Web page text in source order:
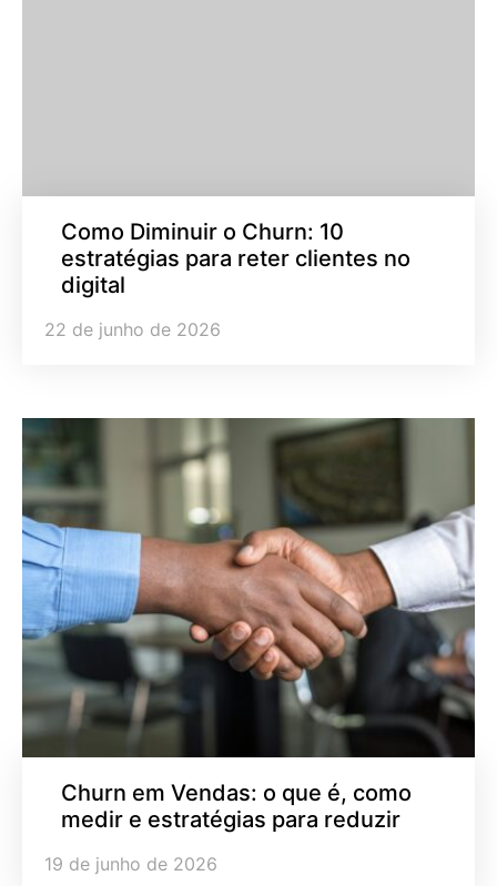
Como Diminuir o Churn: 10
estratégias para reter clientes no
digital
22 de junho de 2026
Churn em Vendas: o que é, como
medir e estratégias para reduzir
19 de junho de 2026